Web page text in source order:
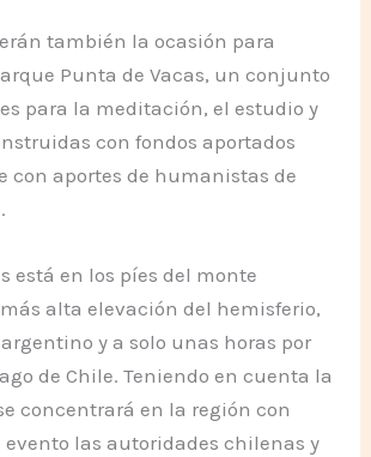
también la ocasión para
Punta de Vacas, un conjunto
para la meditación, el estudio y
con fondos aportados
con aportes de humanistas de
está en los píes del monte
alta elevación del hemisferio,
y a solo unas horas por
de Chile. Teniendo en cuenta la
concentrará en la región con
evento las autoridades chilenas y